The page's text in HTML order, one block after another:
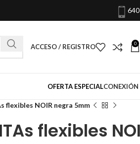
ACCESO / REGISTRO 0
OFERTA ESPECIALCONEXIÓN
flexibles NOIR negra 5mm
flexibles